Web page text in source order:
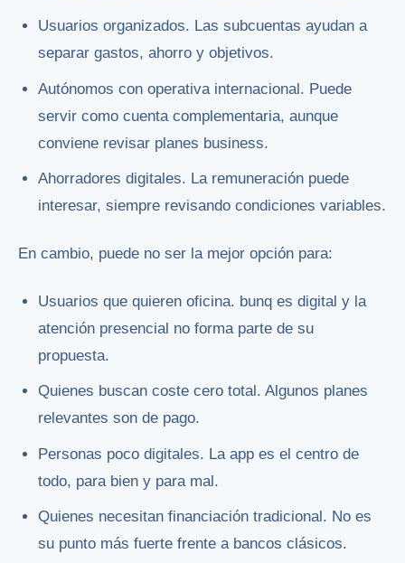
Usuarios organizados. Las subcuentas ayudan a
separar gastos, ahorro y objetivos.
Autónomos con operativa internacional. Puede
servir como cuenta complementaria, aunque
conviene revisar planes business.
Ahorradores digitales. La remuneración puede
interesar, siempre revisando condiciones variables.
En cambio, puede no ser la mejor opción para:
Usuarios que quieren oficina. bunq es digital y la
atención presencial no forma parte de su
propuesta.
Quienes buscan coste cero total. Algunos planes
relevantes son de pago.
Personas poco digitales. La app es el centro de
todo, para bien y para mal.
Quienes necesitan financiación tradicional. No es
su punto más fuerte frente a bancos clásicos.